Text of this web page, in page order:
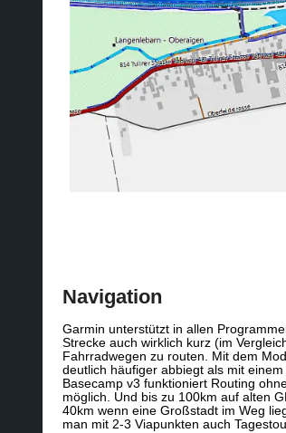
Navigation
Garmin unterstützt in allen
Strecke auch wirklich kurz (im
Fahrradwegen zu routen. Mit dem
deutlich häufiger abbiegt als mit
Basecamp v3 funktioniert Routing
möglich. Und bis zu 100km auf alten
40km wenn eine Großstadt im Weg
man mit 2-3 Viapunkten auch